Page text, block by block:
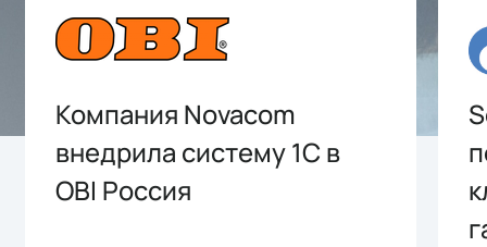
Компания Novacom
внедрила систему 1С в
OBI Россия